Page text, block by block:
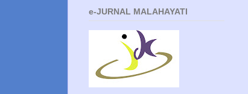
e-JURNAL MALAHAYATI